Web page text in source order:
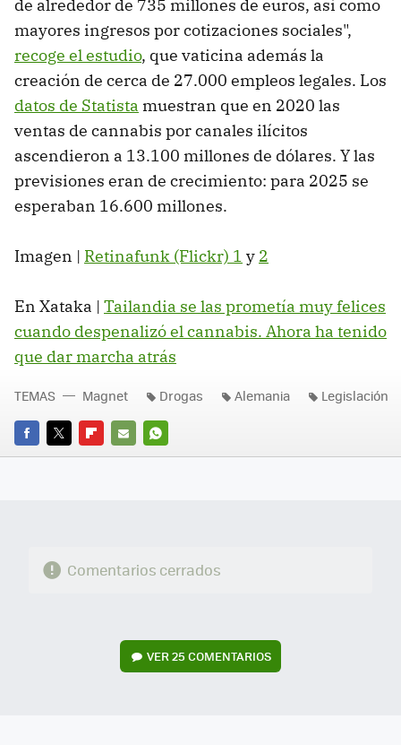
de alrededor de 735 millones de euros, así como
mayores ingresos por cotizaciones sociales",
recoge el estudio, que vaticina además la
creación de cerca de 27.000 empleos legales. Los
datos de Statista muestran que en 2020 las
ventas de cannabis por canales ilícitos
ascendieron a 13.100 millones de dólares. Y las
previsiones eran de crecimiento: para 2025 se
esperaban 16.600 millones.
Imagen | Retinafunk (Flickr) 1 y 2
En Xataka | Tailandia se las prometía muy felices
cuando despenalizó el cannabis. Ahora ha tenido
que dar marcha atrás
FACEBOOK
TWITTERFLIPBOARD
E-
WHATSAPP
TEMAS Magnet Drogas Alemania Legislación
Comentarios cerrados
VER25 COMENTARIOS